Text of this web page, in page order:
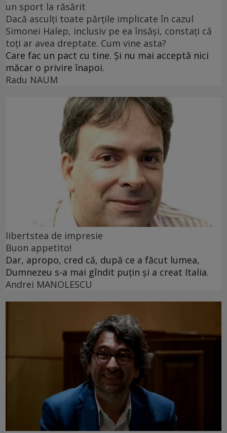
un sport la răsărit
Dacă asculți toate părțile implicate în cazul
Simonei Halep, inclusiv pe ea însăși, constați că
toți ar avea dreptate. Cum vine asta?
Care fac un pact cu tine. Și nu mai acceptă nici
măcar o privire înapoi.
Radu NAUM
libertstea de impresie
Buon appetito!
Dar, apropo, cred că, după ce a făcut lumea,
Dumnezeu s-a mai gîndit puțin și a creat Italia.
Andrei MANOLESCU